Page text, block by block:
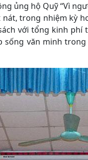
ủng hộ Quỹ “Vì
trong nhiệm kỳ
với tổng kinh phí
sống văn minh trong